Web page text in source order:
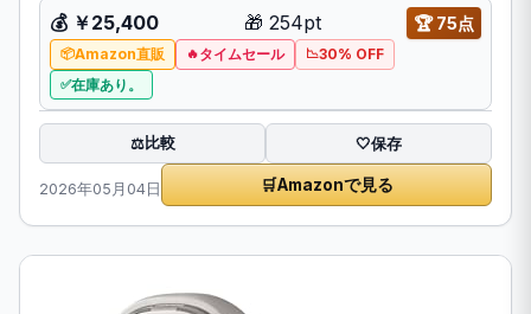
💰 ￥25,400 🎁 254pt 🏆75点
Amazon直販 タイムセール
30% OFF
在庫あり。
⚖️比較 🤍保存
2026年05月04日 🛒Amazonで見る